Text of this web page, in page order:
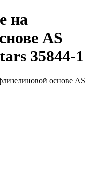
на
AS
35844-1